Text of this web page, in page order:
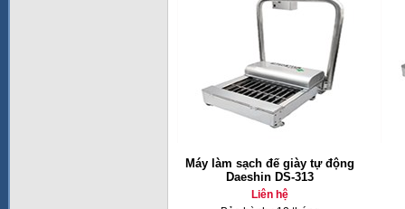
Máy làm sạch đế giày tự động
Daeshin DS-313
Liên hệ